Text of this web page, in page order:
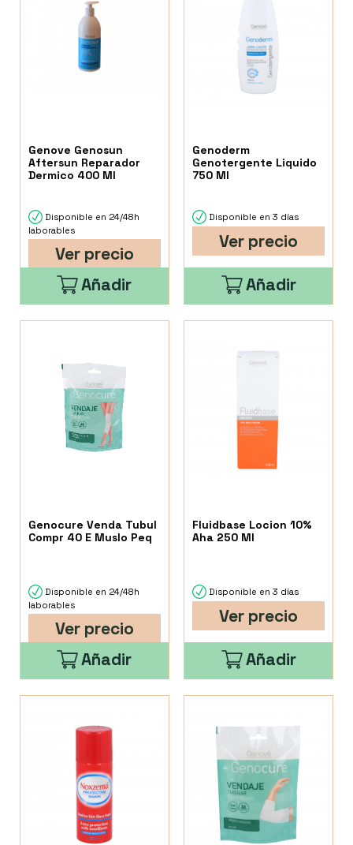
Genove Genosun
Aftersun Reparador
Dermico 400 Ml
Disponible en 24/48h
laborables
Ver precio
Añadir
Genoderm
Genotergente Liquido
750 Ml
Disponible en 3 días
Ver precio
Añadir
Genocure Venda Tubul
Compr 40 E Muslo Peq
Disponible en 24/48h
laborables
Ver precio
Añadir
Fluidbase Locion 10%
Aha 250 Ml
Disponible en 3 días
Ver precio
Añadir